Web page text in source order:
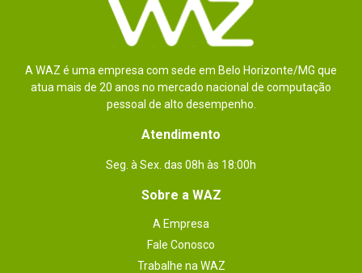
A WAZ é uma empresa com sede em Belo Horizonte/MG que
atua mais de 20 anos no mercado nacional de computação
pessoal de alto desempenho.
Atendimento
Seg. à Sex. das 08h às 18:00h
Sobre a WAZ
A Empresa
Fale Conosco
Trabalhe na WAZ